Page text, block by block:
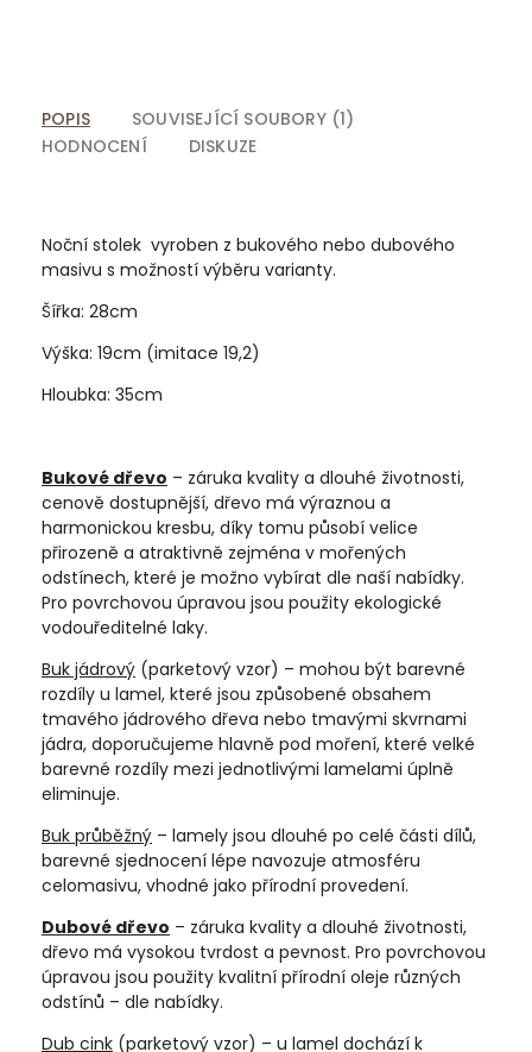
POPIS
SOUVISEJÍCÍ SOUBORY (1)
HODNOCENÍ
DISKUZE
Noční stolek vyroben z bukového nebo dubového
masivu s možností výběru varianty.
Šířka: 28cm
Výška: 19cm (imitace 19,2)
Hloubka: 35cm
Bukové dřevo – záruka kvality a dlouhé životnosti,
cenově dostupnější, dřevo má výraznou a
harmonickou kresbu, díky tomu působí velice
přirozeně a atraktivně zejména v mořených
odstínech, které je možno vybírat dle naší nabídky.
Pro povrchovou úpravou jsou použity ekologické
vodouředitelné laky.
Buk jádrový (parketový vzor) – mohou být barevné
rozdíly u lamel, které jsou způsobené obsahem
tmavého jádrového dřeva nebo tmavými skvrnami
jádra, doporučujeme hlavně pod moření, které velké
barevné rozdíly mezi jednotlivými lamelami úplně
eliminuje.
Buk průběžný – lamely jsou dlouhé po celé části dílů,
barevné sjednocení lépe navozuje atmosféru
celomasivu, vhodné jako přírodní provedení.
Dubové dřevo – záruka kvality a dlouhé životnosti,
dřevo má vysokou tvrdost a pevnost. Pro povrchovou
úpravou jsou použity kvalitní přírodní oleje různých
odstínů – dle nabídky.
Dub cink (parketový vzor) – u lamel dochází k